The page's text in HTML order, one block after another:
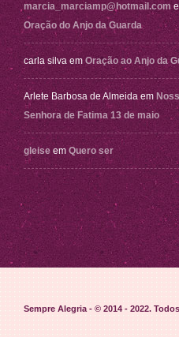
marcia_marciamp@hotmail.com
Oração do Anjo da Guarda
carla silva em Oração ao Anjo da
Arlete Barbosa de Almeida em
Senhora de Fatima 13 de maio
gleise em Quero ser
Sempre Alegria - © 2014 - 2022.